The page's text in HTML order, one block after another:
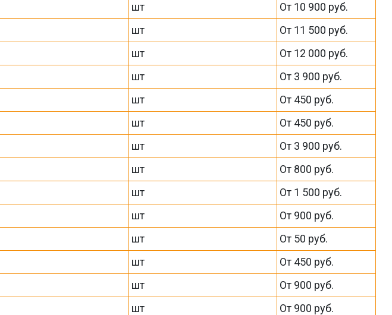
шт
От 10 900 руб.
шт
От 11 500 руб.
шт
От 12 000 руб.
шт
От 3 900 руб.
шт
От 450 руб.
шт
От 450 руб.
шт
От 3 900 руб.
шт
От 800 руб.
шт
От 1 500 руб.
шт
От 900 руб.
шт
От 50 руб.
шт
От 450 руб.
шт
От 900 руб.
шт
От 900 руб.